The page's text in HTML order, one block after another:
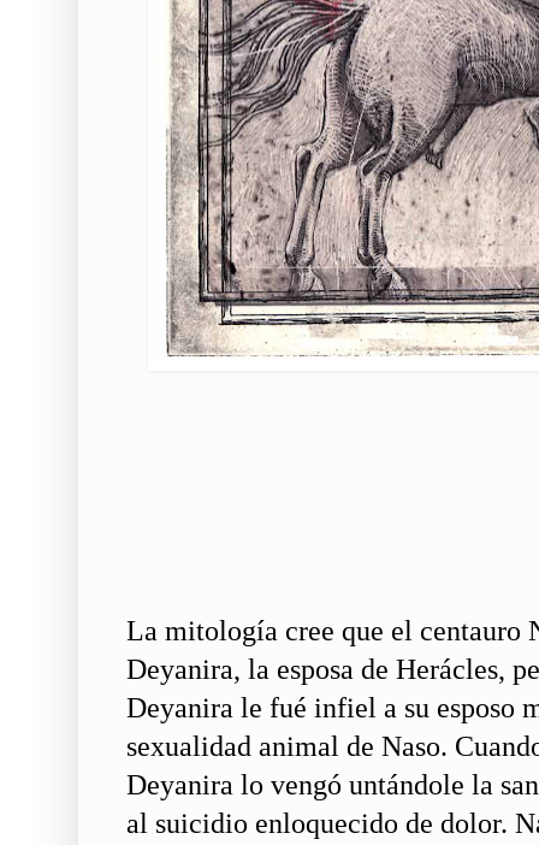
La mitología cree que el centauro
Deyanira, la esposa de Herácles,
Deyanira le fué infiel a su esposo
sexualidad animal de Naso.
Deyanira lo vengó untándole la
al suicidio enloquecido de dolor.